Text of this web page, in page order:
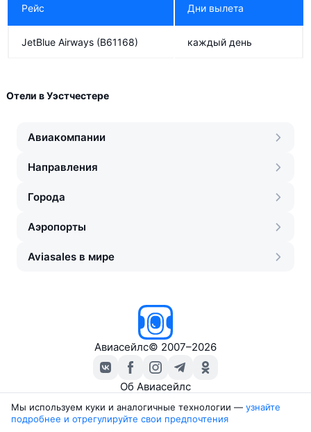
Westjet
Bahamasair
Porter Airlines
Рейс Дни вылета
JetBlue Airways (B61168) каждый день
Отели в Уэстчестере
Авиакомпании
Направления
Города
Аэропорты
Aviasales в мире
Авиасейлс© 2007–2026
Об Авиасейлс
Travelpayouts
Партнёрская программа
Мы используем куки и аналогичные технологии —
узнайте
подробнее и отрегулируйте свои предпочтения